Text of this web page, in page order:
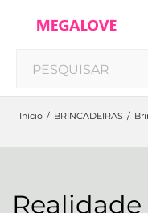
Início BRINCADEIRAS